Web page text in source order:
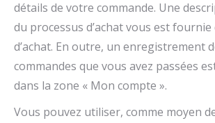
détails de votre commande. Une
du processus d’achat vous est fournie
d’achat. En outre, un enregistrement
commandes que vous avez passées
dans la zone « Mon compte ».
Vous pouvez utiliser, comme moyen